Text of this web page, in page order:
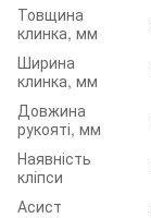
Товщина
клинка, мм
Ширина
клинка, мм
Довжина
рукояті, мм
Наявність
кліпси
Асист